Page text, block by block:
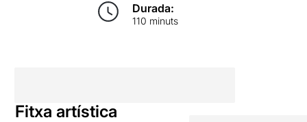
Durada:
110 minuts
Fitxa artística